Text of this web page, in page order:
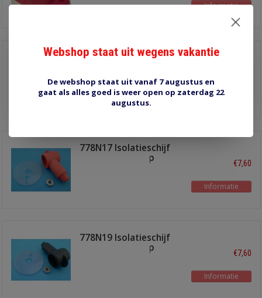
Informatie
77831N14 8-weg
zwart
Informatie
778N17 Isolatieschijf
voor verdeler 8-p
€7,60
Informatie
778N19 Isolatieschijf
voor verdeler 8-p
€7,60
Informatie
Webshop staat uit wegens vakantie
De webshop staat uit vanaf 7 augustus en
gaat als alles goed is weer open op zaterdag 22
augustus.